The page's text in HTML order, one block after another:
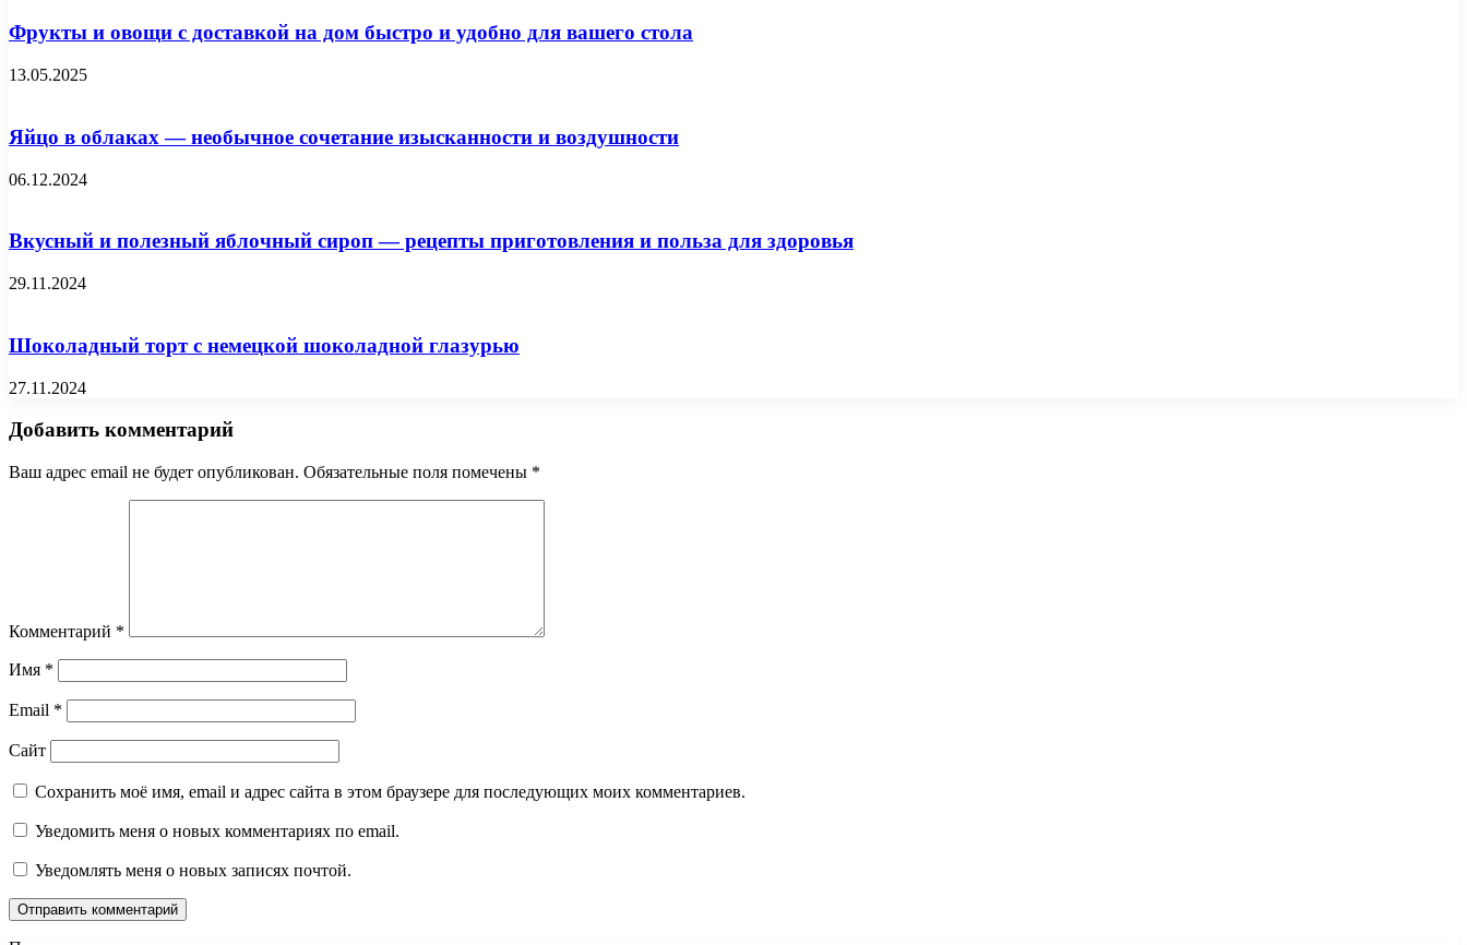
Фрукты и овощи с доставкой на дом быстро и удобно для вашего стола
13.05.2025
Яйцо в облаках — необычное сочетание изысканности и воздушности
06.12.2024
Вкусный и полезный яблочный сироп — рецепты приготовления и польза для здоровья
29.11.2024
Шоколадный торт с немецкой шоколадной глазурью
27.11.2024
Добавить комментарий
Ваш адрес email не будет опубликован. Обязательные поля помечены *
Комментарий *
Имя *
Email *
Сайт
Сохранить моё имя, email и адрес сайта в этом браузере для последующих моих комментариев.
Уведомить меня о новых комментариях по email.
Уведомлять меня о новых записях почтой.